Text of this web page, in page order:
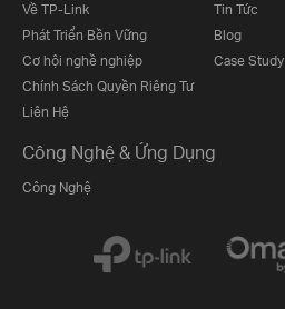
Về TP-Link
Phát Triển Bền Vững
Cơ hội nghề nghiệp
Chính Sách Quyền Riêng Tư
Liên Hệ
Tin Tức
Blog
Case Study
Công Nghệ & Ứng Dụng
Công Nghệ